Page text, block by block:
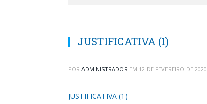
JUSTIFICATIVA (1)
POR ADMINISTRADOR EM 12 DE FEVEREIRO DE 2020
JUSTIFICATIVA (1)